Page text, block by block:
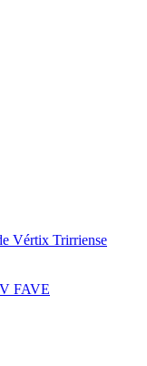
Vértix Trirriense
FAVE